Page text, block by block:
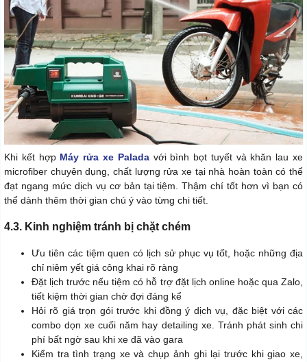
Khi kết hợp Máy rửa xe Paladavới bình bọt tuyết và khăn lau xe
microfiber chuyên dụng, chất lượng rửa xe tại nhà hoàn toàn có thể
đạt ngang mức dịch vụ cơ bản tại tiệm. Thậm chí tốt hơn vì bạn có
thể dành thêm thời gian chú ý vào từng chi tiết.
4.3. Kinh nghiệm tránh bị chặt chém
Ưu tiên các tiệm quen có lịch sử phục vụ tốt, hoặc những địa
chỉ niêm yết giá công khai rõ ràng
Đặt lịch trước nếu tiệm có hỗ trợ đặt lịch online hoặc qua Zalo,
tiết kiệm thời gian chờ đợi đáng kể
Hỏi rõ giá trọn gói trước khi đồng ý dịch vụ, đặc biệt với các
combo dọn xe cuối năm hay detailing xe. Tránh phát sinh chi
phí bất ngờ sau khi xe đã vào gara
Kiểm tra tình trạng xe và chụp ảnh ghi lại trước khi giao xe,